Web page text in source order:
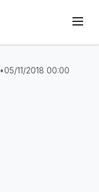
•05/11/2018 00:00